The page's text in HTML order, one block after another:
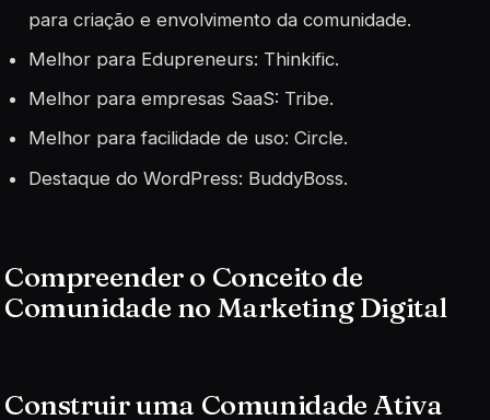
para criação e envolvimento da comunidade.
Melhor para Edupreneurs: Thinkific.
Melhor para empresas SaaS: Tribe.
Melhor para facilidade de uso: Circle.
Destaque do WordPress: BuddyBoss.
Compreender o Conceito de
Comunidade no Marketing Digital
Construir uma Comunidade Ativa